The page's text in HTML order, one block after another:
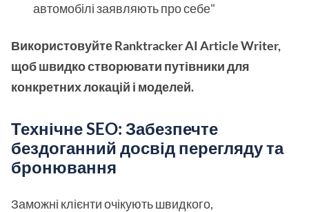
автомобілі заявляють про себе"
Використовуйте Ranktracker AI Article Writer,
щоб швидко створювати путівники для
конкретних локацій і моделей.
Технічне SEO: Забезпечте
бездоганний досвід перегляду та
бронювання
Заможні клієнти очікують швидкого,